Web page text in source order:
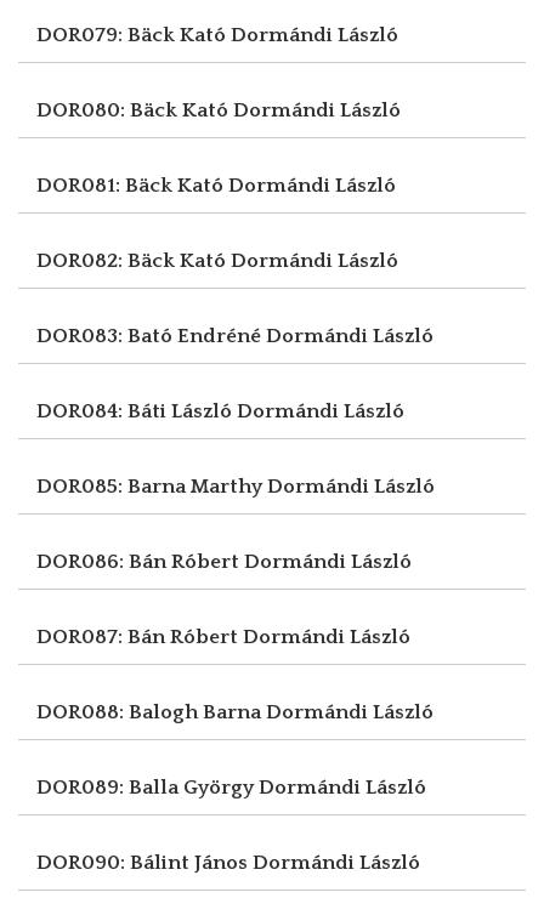
DOR079: Bäck Kató Dormándi László
DOR080: Bäck Kató Dormándi László
DOR081: Bäck Kató Dormándi László
DOR082: Bäck Kató Dormándi László
DOR083: Bató Endréné Dormándi László
DOR084: Báti László Dormándi László
DOR085: Barna MarthyDormándi László
DOR086: Bán Róbert Dormándi László
DOR087: Bán Róbert Dormándi László
DOR088: Balogh BarnaDormándi László
DOR089: Balla GyörgyDormándi László
DOR090: Bálint János Dormándi László